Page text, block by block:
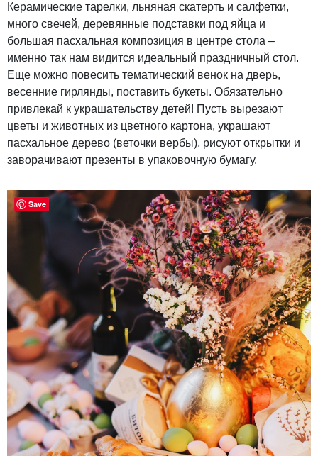
Керамические тарелки, льняная скатерть и салфетки,
много свечей, деревянные подставки под яйца и
большая пасхальная композиция в центре стола –
именно так нам видится идеальный праздничный стол.
Еще можно повесить тематический венок на дверь,
весенние гирлянды, поставить букеты. Обязательно
привлекай к украшательству детей! Пусть вырезают
цветы и животных из цветного картона, украшают
пасхальное дерево (веточки вербы), рисуют открытки и
заворачивают презенты в упаковочную бумагу.
Save